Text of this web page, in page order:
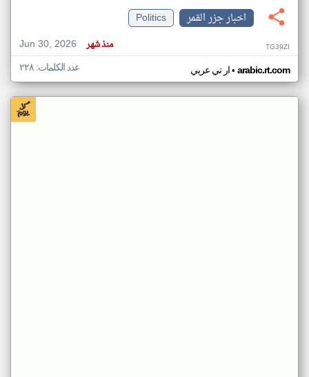
اخبار جزر القمر
Politics
Jun 30, 2026
منذ شهر TG39ZI
ار تي عربي• arabic.rt.com عدد الكلمات: ٢٢٨